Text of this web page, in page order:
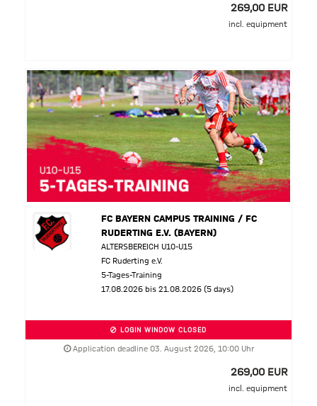
269,00 EUR
incl. equipment
FC BAYERN CAMPUS TRAINING / FC
RUDERTING E.V. (BAYERN)
ALTERSBEREICH U10-U15
FC Ruderting e.V.
5-Tages-Training
17.08.2026 bis 21.08.2026 (5 days)
LOGIN WINDOW CLOSED
Application deadline 03. August 2026, 10:00 Uhr
269,00 EUR
incl. equipment